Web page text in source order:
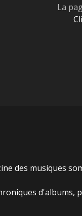
La
des musiques
d'albums,